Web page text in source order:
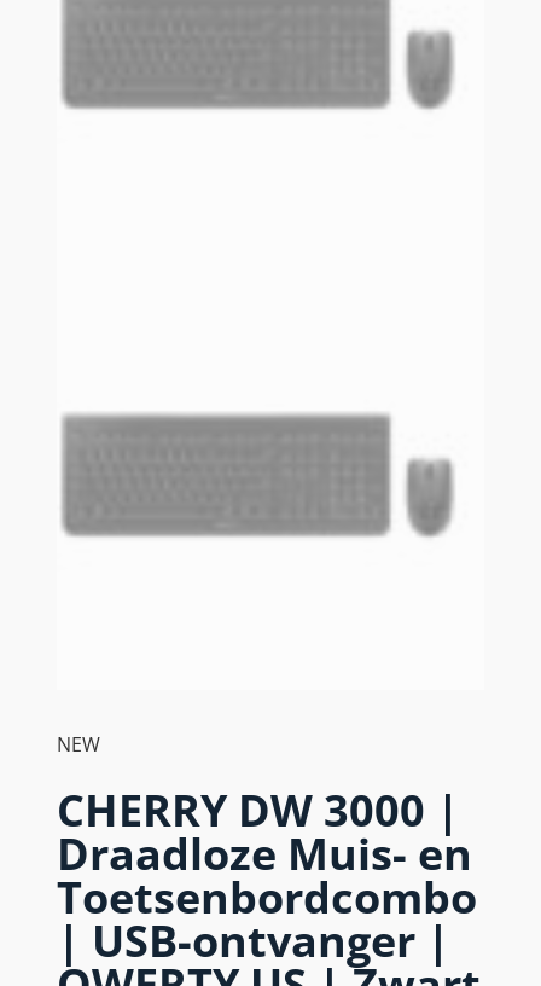
NEW
CHERRY DW 3000 |
Draadloze Muis- en
Toetsenbordcombo
| USB-ontvanger |